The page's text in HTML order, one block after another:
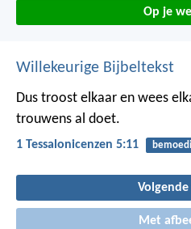
Op je
Willekeurige Bijbeltekst
Dus troost elkaar en wees
trouwens al doet.
1 Tessalonicenzen 5:11
Met